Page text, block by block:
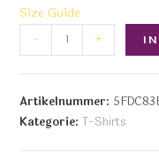
Size Guide
- + IN
Artikelnummer:
Kategorie:T-Shirts